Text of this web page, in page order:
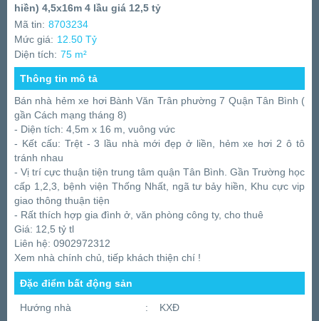
hiền) 4,5x16m 4 lầu giá 12,5 tỷ
Mã tin: 8703234
Mức giá: 12.50 Tỷ
Diện tích: 75 m²
Thông tin mô tả
Bán nhà hẻm xe hơi Bành Văn Trân phường 7 Quận Tân Bình (
gần Cách mạng tháng 8)
- Diện tích: 4,5m x 16 m, vuông vức
- Kết cấu: Trệt - 3 lầu nhà mới đẹp ở liền, hẻm xe hơi 2 ô tô
tránh nhau
- Vị trí cực thuận tiện trung tâm quận Tân Bình. Gần Trường học
cấp 1,2,3, bệnh viện Thống Nhất, ngã tư bảy hiền, Khu cực vip
giao thông thuận tiện
- Rất thích hợp gia đình ở, văn phòng công ty, cho thuê
Giá: 12,5 tỷ tl
Liên hệ: 0902972312
Xem nhà chính chủ, tiếp khách thiện chí !
Đặc điểm bất động sản
Hướng nhà : KXĐ